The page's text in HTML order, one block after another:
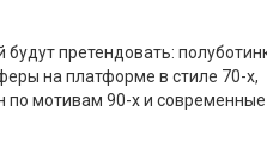
претендовать:
на платформе в стиле 70-х,
по мотивам 90-х и современные